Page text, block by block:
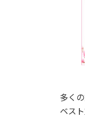
多く
ベス